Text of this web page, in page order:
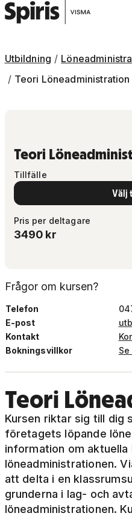
Utbildning
Teori Löneadministration
Teori
Kursen riktar sig till dig
företagets löpande
information om
löneadministrationen.
att delta i en
grunderna i lag- och
löneadministrationen.
Teori
Tillfälle
Välj
Pris per deltagare
3490 kr
Frågor om kursen?
Telefon
E-post
Kontakt
Bokningsvillkor